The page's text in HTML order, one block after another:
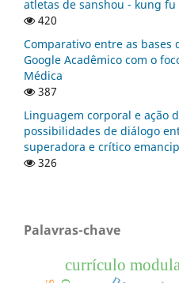
atletas de sanshou - kung fu
420
Comparativo entre as bases
Google Acadêmico com o
Médica
387
Linguagem corporal e ação
possibilidades de diálogo
superadora e crítico
326
Palavras-chave
currículo